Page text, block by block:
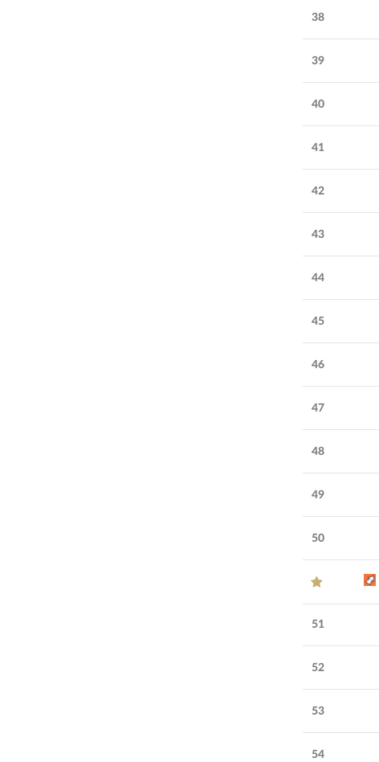
38
39
40
41
42
43
44
45
46
47
48
49
50
51
52
53
54